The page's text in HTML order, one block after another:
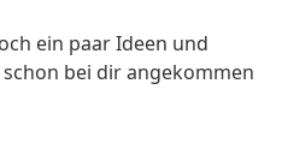
ein paar Ideen und
bei dir angekommen